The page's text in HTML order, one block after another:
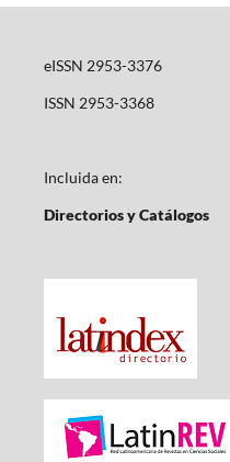
eISSN 2953-3376
ISSN 2953-3368
Incluida en:
Directorios y Catálogos